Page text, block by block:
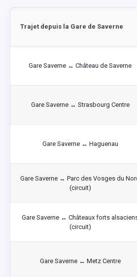
Trajet depuis la Gare de Saverne
Gare Saverne ↔ Château de Saverne
Gare Saverne ↔ Strasbourg Centre
Gare Saverne ↔ Haguenau
Gare Saverne ↔ Parc des Vosges du
(circuit)
Gare Saverne ↔ Châteaux forts
(circuit)
Gare Saverne ↔ Metz Centre